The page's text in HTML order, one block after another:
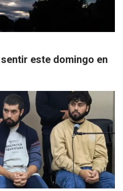
este domingo en